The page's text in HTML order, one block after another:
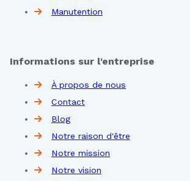
Manutention
Informations sur l'entreprise
À propos de nous
Contact
Blog
Notre raison d'être
Notre mission
Notre vision